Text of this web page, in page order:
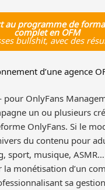
au programme de
complet en OFM
bullshit, avec des
d’une agence
OnlyFans
un ou plusieurs
OnlyFans. Si le
du contenu pour
sport, musique,
monétisation d’un
sa